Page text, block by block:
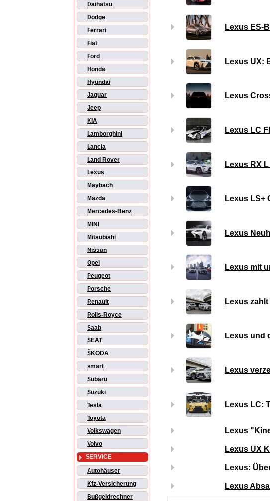
Daihatsu
Dodge
Ferrari
Fiat
Ford
Honda
Hyundai
Jaguar
Jeep
KIA
Lamborghini
Lancia
Land Rover
Lexus
Maybach
Mazda
Mercedes-Benz
MINI
Mitsubishi
Nissan
Opel
Peugeot
Porsche
Renault
Rolls-Royce
Saab
SEAT
ŠKODA
smart
Subaru
Suzuki
Tesla
Toyota
Volkswagen
Volvo
SERVICE
Autohäuser
Kfz-Versicherung
Bußgeldrechner
Lexus ES-
Lexus UX:
Lexus
Lexus LC
Lexus RX
Lexus LS+
Lexus
Lexus mit
Lexus
Lexus und
Lexus
Lexus LC:
Lexus
Lexus UX
Lexus:
Lexus